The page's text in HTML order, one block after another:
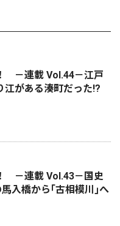
－連載 Vol.44－江戸
江がある湊町だった!?
－連載 Vol.43－国史
入橋から｢古相模川｣へ